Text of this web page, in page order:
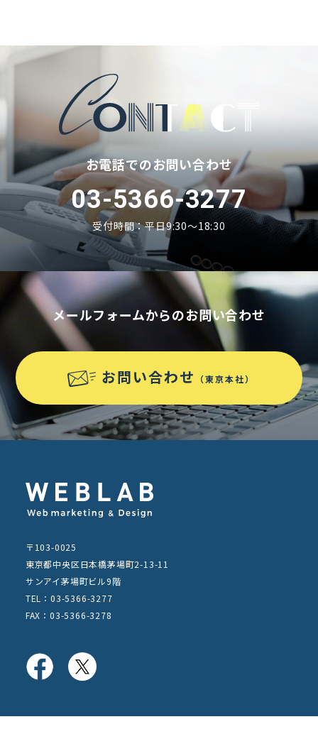
お電話でのお問い合わせ
03-5366-3277
受付時間：平日9:30〜18:30
メールフォームからのお問い合わせ
お問い合わせ （東京本社）
〒103-0025
東京都中央区日本橋茅場町2-13-11
サンアイ茅場町ビル9階
TEL：03-5366-3277
FAX：03-5366-3278